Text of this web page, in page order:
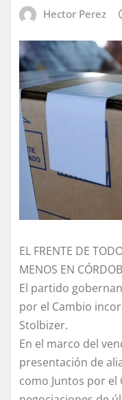
Hector Perez
EL FRENTE DE
MENOS EN
El partido
por el Cambio
Stolbizer.
En el marco del
presentación de
como Juntos por el